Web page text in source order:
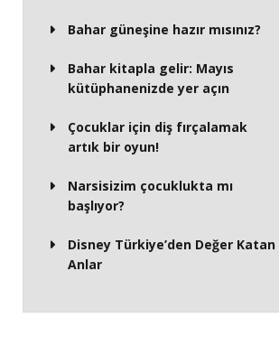
Bahar güneşine hazır mısınız?
Bahar kitapla gelir: Mayıs
kütüphanenizde yer açın
Çocuklar için diş fırçalamak
artık bir oyun!
Narsisizim çocuklukta mı
başlıyor?
Disney Türkiye’den Değer Katan
Anlar